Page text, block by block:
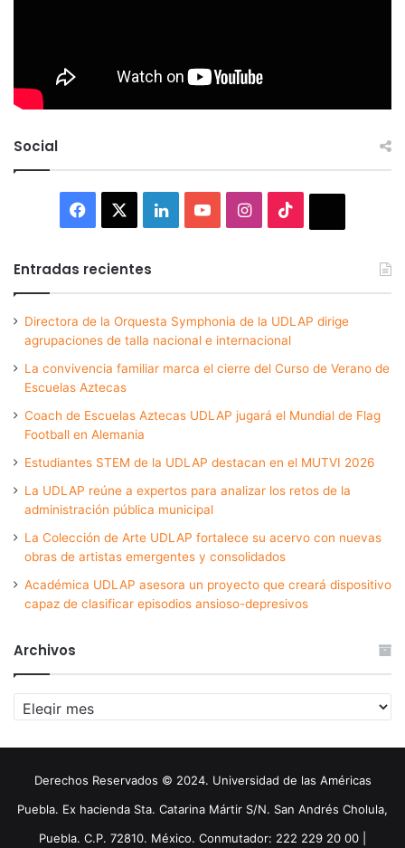
Social
Facebook LinkedInYouTubeInstagram
Entradas recientes
Directora de la Orquesta Symphonia de la UDLAP dirige
agrupaciones de talla nacional e internacional
La convivencia familiar marca el cierre del Curso de Verano de
Escuelas Aztecas
Coach de Escuelas Aztecas UDLAP jugará el Mundial de Flag
Football en Alemania
Estudiantes STEM de la UDLAP destacan en el MUTVI 2026
La UDLAP reúne a expertos para analizar los retos de la
administración pública municipal
La Colección de Arte UDLAP fortalece su acervo con nuevas
obras de artistas emergentes y consolidados
Académica UDLAP asesora un proyecto que creará dispositivo
capaz de clasificar episodios ansioso-depresivos
Archivos
Archivos
Derechos Reservados © 2024. Universidad de las Américas
Puebla. Ex hacienda Sta. Catarina Mártir S/N. San Andrés Cholula,
Puebla. C.P. 72810. México. Conmutador: 222 229 20 00 |